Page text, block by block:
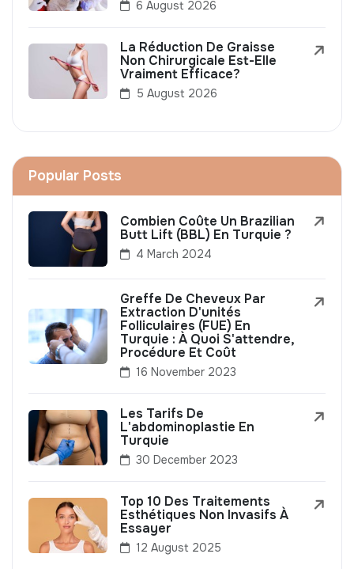
6 August 2026
La Réduction De Graisse
Non Chirurgicale Est-Elle
Vraiment Efficace?
5 August 2026
Popular Posts
Combien Coûte Un Brazilian
Butt Lift (BBL) En Turquie ?
4 March 2024
Greffe De Cheveux Par
Extraction D'unités
Folliculaires (FUE) En
Turquie : À Quoi S'attendre,
Procédure Et Coût
16 November 2023
Les Tarifs De
L'abdominoplastie En
Turquie
30 December 2023
Top 10 Des Traitements
Esthétiques Non Invasifs À
Essayer
12 August 2025